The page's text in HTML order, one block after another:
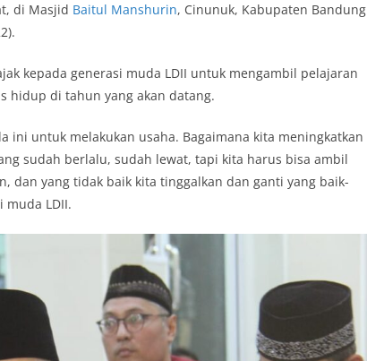
di Masjid Baitul Manshurin, Cinunuk, Kabupaten Bandung
kepada generasi muda LDII untuk mengambil pelajaran
hidup di tahun yang akan datang.
ini untuk melakukan usaha. Bagaimana kita meningkatkan
sudah berlalu, sudah lewat, tapi kita harus bisa ambil
dan yang tidak baik kita tinggalkan dan ganti yang baik-
muda LDII.